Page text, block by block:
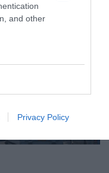
and other
Privacy Policy